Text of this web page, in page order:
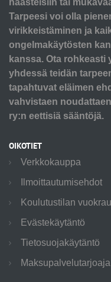
haasteisiin tai
Tarpeesi voi olla
virikkeistäminen ja
ongelmakäytösten
kanssa. Ota rohkeasti
yhdessä teidän
tapahtuvat eläimen
vahvistaen
ry:n eettisiä sääntöjä.
OIKOTIET
Verkkokauppa
Ilmoittautumisehdot
Koulutustilan
Evästekäytäntö
Tietosuojakäytäntö
Maksupalvelutarjoaja